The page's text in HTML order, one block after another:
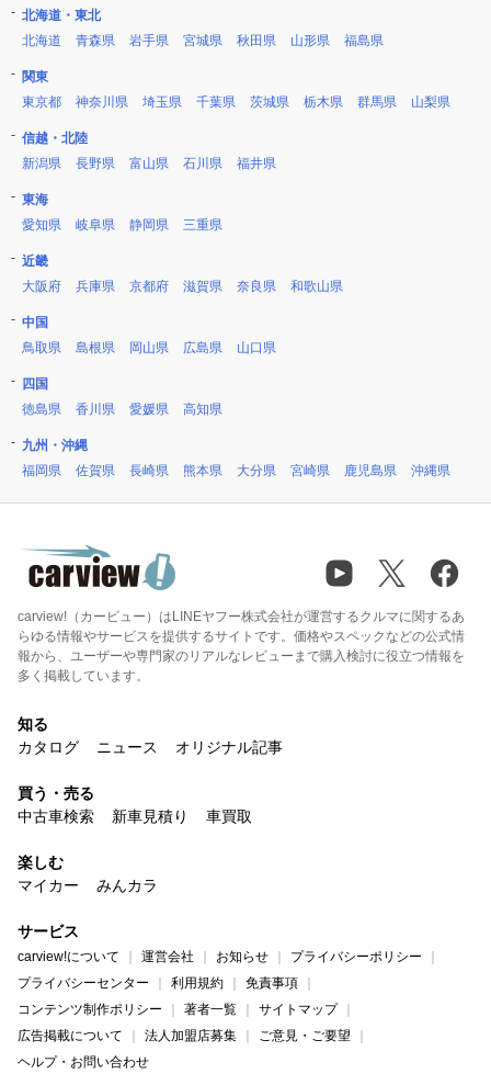
北海道・東北
北海道
青森県 岩手県 宮城県 秋田県 山形県 福島県
関東
東京都
神奈川県 埼玉県 千葉県 茨城県 栃木県 群馬県 山梨県
信越・北陸
新潟県
長野県 富山県 石川県 福井県
東海
愛知県
岐阜県 静岡県 三重県
近畿
大阪府
兵庫県 京都府 滋賀県 奈良県 和歌山県
中国
鳥取県
島根県 岡山県 広島県 山口県
四国
徳島県
香川県 愛媛県 高知県
九州・沖縄
福岡県
佐賀県 長崎県 熊本県 大分県 宮崎県 鹿児島県 沖縄県
carview!（カービュー）はLINEヤフー株式会社が運営するクルマに関するあ
らゆる情報やサービスを提供するサイトです。価格やスペックなどの公式情
報から、ユーザーや専門家のリアルなレビューまで購入検討に役立つ情報を
多く掲載しています。
知る
カタログ
ニュース オリジナル記事
買う・売る
中古車検索
新車見積り 車買取
楽しむ
マイカー
みんカラ
サービス
carview!について 運営会社 お知らせ
プライバシーポリシー
プライバシーセンター
利用規約
免責事項
コンテンツ制作ポリシー
著者一覧
サイトマップ
広告掲載について
法人加盟店募集
ご意見・ご要望
ヘルプ・お問い合わせ